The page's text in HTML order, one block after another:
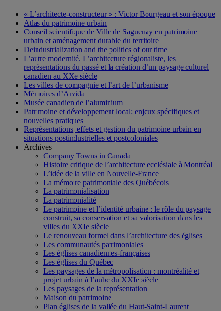
« L’architecte-constructeur » : Victor Bourgeau et son époque
Atlas du patrimoine urbain
Conseil scientifique de Ville de Saguenay en patrimoine
urbain et aménagement durable du territoire
Deindustrialization and the politics of our time
L’autre modernité. L’architecture régionaliste, les
représentations du passé et la création d’un paysage culturel
canadien au XXe siècle
Les villes de compagnie et l’art de l’urbanisme
Mémoires d’Arvida
Musée canadien de l’aluminium
Patrimoine et développement local: enjeux spécifiques et
nouvelles pratiques
Représentations, effets et gestion du patrimoine urbain en
situations postindustrielles et postcoloniales
Archives
Company Towns in Canada
Histoire critique de l’architecture ecclésiale à Montréal
L’idée de la ville en Nouvelle-France
La mémoire patrimoniale des Québécois
La patrimonialisation
La patrimonialité
Le patrimoine et l’identité urbaine : le rôle du paysage
construit, sa conservation et sa valorisation dans les
villes du XXIe siècle
Le renouveau formel dans l’architecture des églises
Les communautés patrimoniales
Les églises canadiennes-françaises
Les églises du Québec
Les paysages de la métropolisation : montréalité et
projet urbain à l’aube du XXIe siècle
Les paysages de la représentation
Maison du patrimoine
Plan églises de la vallée du Haut-Saint-Laurent